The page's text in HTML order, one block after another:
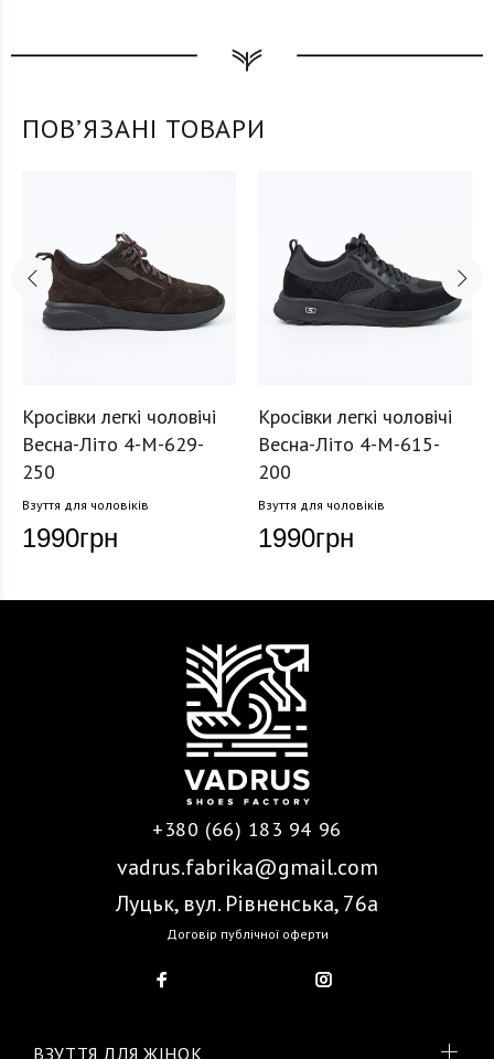
ПОВʼЯЗАНІ ТОВАРИ
Кросівки легкі чоловічі
Весна-Літо 4-M-629-
250
Взуття для чоловіків
1990грн
Кросівки легкі чоловічі
Весна-Літо 4-M-615-
200
Взуття для чоловіків
1990грн
+380 (66) 183 94 96
vadrus.fabrika@gmail.com
Луцьк, вул. Рівненська, 76а
Договір публічної оферти
ВЗУТТЯ ДЛЯ ЖІНОК